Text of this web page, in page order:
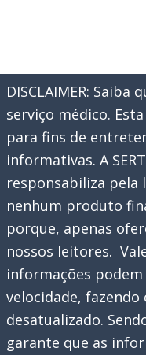
DISCLAIMER: Saiba
serviço médico.
para fins de
informativas. A
responsabiliza pela
nenhum produto
porque, apenas
nossos leitores.
informações
velocidade,
desatualizado.
garante que as